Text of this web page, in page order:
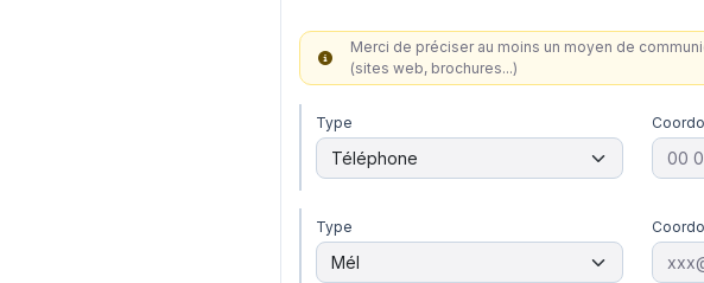
Merci de préciser au moins un moyen de
(sites web, brochures...)
Type
Type